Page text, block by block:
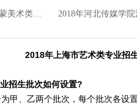
2018集美大学在内蒙美术类投档分数线
2018年上海市艺术类专业招
招生批次如何设置?
、乙两个批次，每个批次各设
寒假班